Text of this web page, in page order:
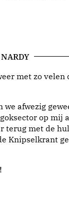
met zo velen
afwezig
op mij
terug met de
Knipselkrant